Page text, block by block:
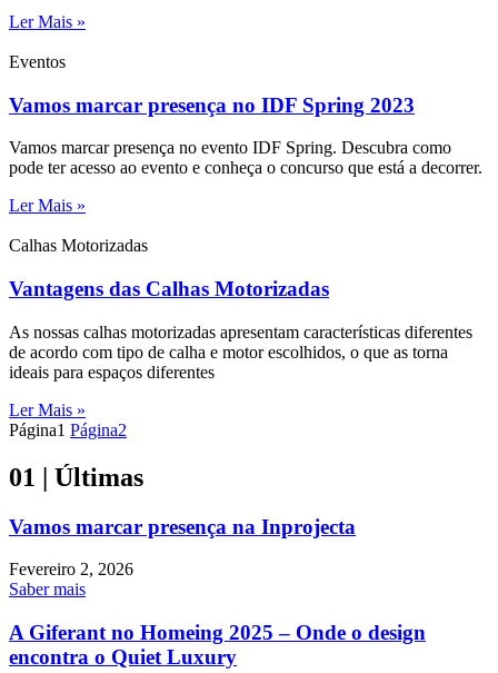
Ler Mais »
Eventos
Vamos marcar presença no IDF Spring 2023
Vamos marcar presença no evento IDF Spring. Descubra como
pode ter acesso ao evento e conheça o concurso que está a decorrer.
Ler Mais »
Calhas Motorizadas
Vantagens das Calhas Motorizadas
As nossas calhas motorizadas apresentam características diferentes
de acordo com tipo de calha e motor escolhidos, o que as torna
ideais para espaços diferentes
Ler Mais »
Página1 Página2
01 | Últimas
Vamos marcar presença na Inprojecta
Fevereiro 2, 2026
Saber mais
A Giferant no Homeing 2025 – Onde o design
encontra o Quiet Luxury